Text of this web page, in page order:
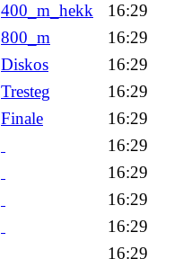
400_m_hekk
16:29
800_m
16:29
Diskos
16:29
Tresteg
16:29
Finale
16:29
16:29
16:29
16:29
16:29
16:29